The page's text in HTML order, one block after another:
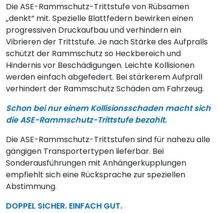
Die ASE-Rammschutz-Trittstufe von Rübsamen
„denkt“ mit. Spezielle Blattfedern bewirken einen
progressiven Druckaufbau und verhindern ein
Vibrieren der Trittstufe. Je nach Stärke des Aufpralls
schützt der Rammschutz so Heckbereich und
Hindernis vor Beschädigungen. Leichte Kollisionen
werden einfach abgefedert. Bei stärkerem Aufprall
verhindert der Rammschutz Schäden am Fahrzeug.
Schon bei nur einem Kollisionsschaden macht sich
die ASE-Rammschutz-Trittstufe bezahlt.
Die ASE-Rammschutz-Trittstufen sind für nahezu alle
gängigen Transportertypen lieferbar. Bei
Sonderausführungen mit Anhängerkupplungen
empfiehlt sich eine Rücksprache zur speziellen
Abstimmung.
DOPPEL SICHER. EINFACH GUT.